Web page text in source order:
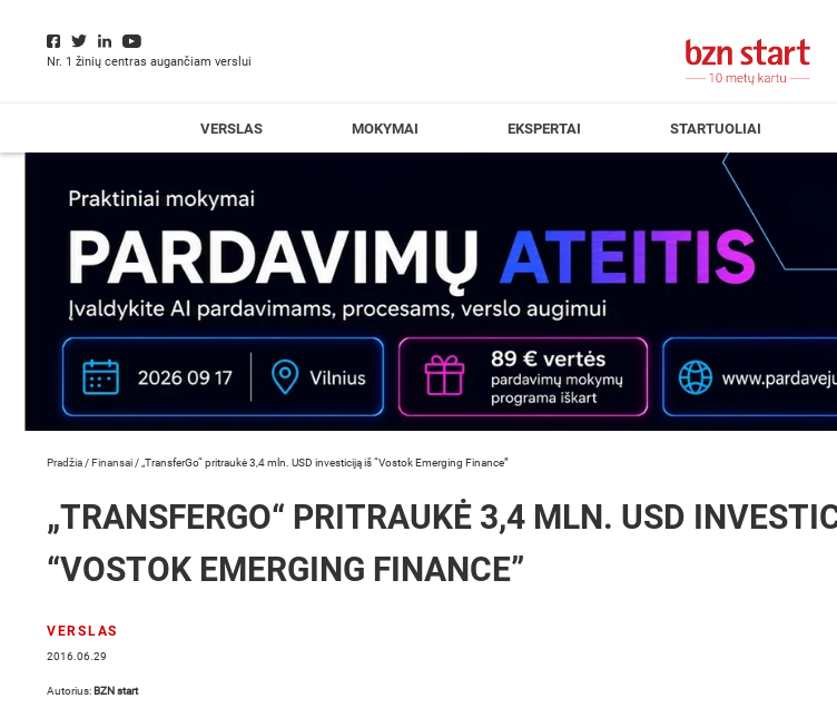
Nr. 1 žinių centras augančiam verslui
VERSLAS MOKYMAI EKSPERTAI STARTUOLIAI
Pradžia /Finansai / „TransferGo“ pritraukė 3,4 mln. USD investiciją iš “Vostok Emerging Finance”
„TRANSFERGO“ PRITRAUKĖ 3,4 MLN. USD
“VOSTOK EMERGING FINANCE”
VERSLAS
2016.06.29
Autorius: BZN start